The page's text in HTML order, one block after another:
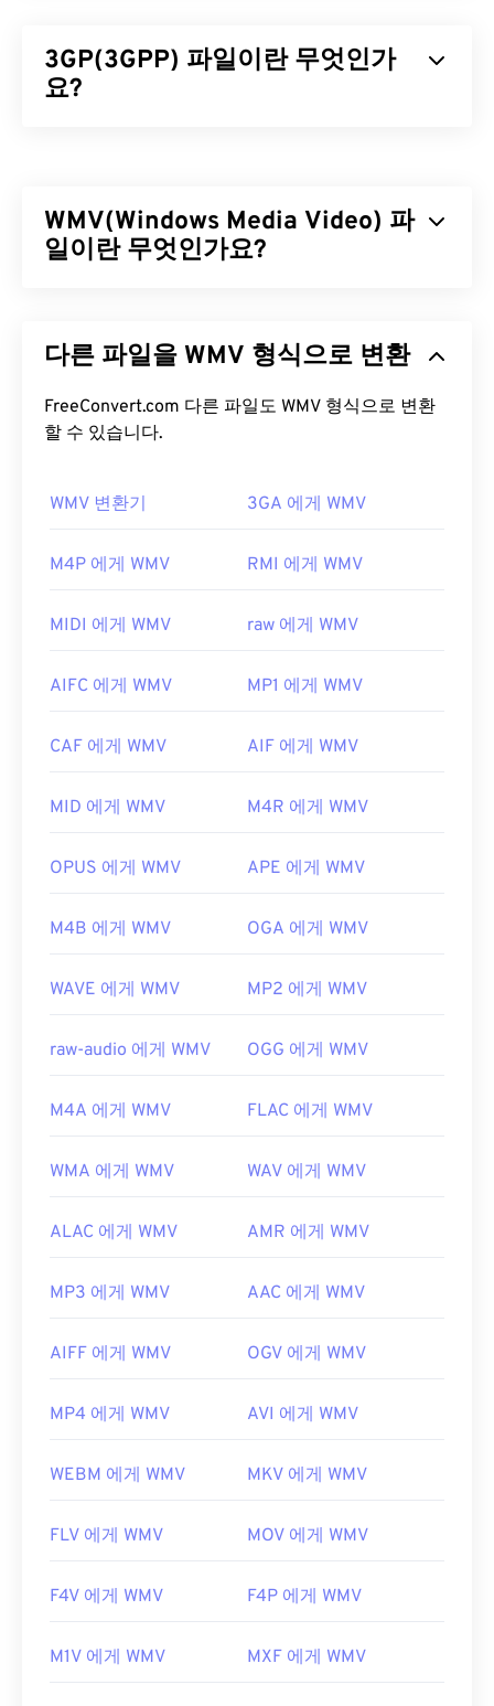
3GP(3GPP) 파일이란 무엇인가
요?
System for Mobile) 표준을 준수합니다. UMTS는 모
바일용 기술이므로, 3GP 포맷을 사용하면 UMTS 네
3GP 파일을 어떻게 여나요?
3GP 파일을 여는 데 가장 좋은 애플리케이션은
AppleQuickTime
3GP는 3GPP
Timed Text를 통해 자막을 지원하는 유
만, 이러한 기능을 제공하는 무료 타사 도구와 호환됩
서 동영상을 볼 때 화질을 향상시키려면 파일을 MP4
개발자: 3세대 파트너십 프로젝트(3GPP)
유용한 링크:
https://en.wikipedia.org/wiki/3GP_and_3G2
WMV(Windows Media Video) 파
일이란 무엇인가요?
축하여 비디오 화질을 유지하면서 관리하기 쉬운 파
라는 디지털 컨테이너 형식은 WMV 파일을 캡슐화하
는 경우가 많습니다.
WMV 파일을 어떻게 여나요?
열고 읽을 수 있습니다. WMV 파일을 여는 데 가장 좋
니다. Microsoft에서 WMV와 ASF를 개발했으며, 오
늘날 온라인에서 많은 비디오가 WMV 파일입니다.
어 파일을 재생할 수 있는 또 다른 신뢰할 수 있는 옵
WMV는 다른 비디오 파일 형식으로도 쉽게 변환할 수
다는 점을 명심하세요. 변환이 필요한 경우,
도구입니다.
최초 출시:1999년
https://en.wikipedia.org/wiki/고급_시스템_포맷
다른 파일을 WMV 형식으로 변환
FreeConvert.com 다른 파일도 WMV 형식으로 변환
할 수 있습니다.
WMV 변환기 3GA 에게 WMV
M4P 에게 WMV RMI 에게 WMV
MIDI 에게 WMV raw 에게 WMV
AIFC 에게 WMV MP1 에게 WMV
CAF 에게 WMV AIF 에게 WMV
MID 에게 WMV M4R 에게 WMV
OPUS 에게 WMV APE 에게 WMV
M4B 에게 WMV OGA 에게 WMV
WAVE 에게 WMV MP2 에게 WMV
raw-audio 에게 WMV OGG 에게 WMV
M4A 에게 WMV FLAC 에게 WMV
WMA 에게 WMV WAV 에게 WMV
ALAC 에게 WMV AMR 에게 WMV
MP3 에게 WMV AAC 에게 WMV
AIFF 에게 WMV OGV 에게 WMV
MP4 에게 WMV AVI 에게 WMV
WEBM 에게 WMV MKV 에게 WMV
FLV 에게 WMV MOV 에게 WMV
F4V 에게 WMV F4P 에게 WMV
M1V 에게 WMV MXF 에게 WMV